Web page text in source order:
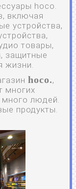
hoco.
включая
устройства,
товары,
защитные
жизни.
hoco.,
многих
людей.
продукты.